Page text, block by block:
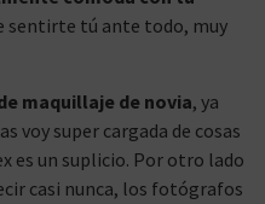
sentirte tú ante todo, muy
maquillaje de novia, ya
voy super cargada de cosas
es un suplicio. Por otro lado
casi nunca, los fotógrafos